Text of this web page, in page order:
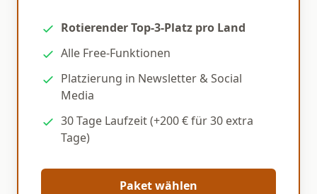
Rotierender Top-3-Platz pro Land
Alle Free-Funktionen
Platzierung in Newsletter & Social
Media
30 Tage Laufzeit (+200 € für 30 extra
Tage)
Paket wählen